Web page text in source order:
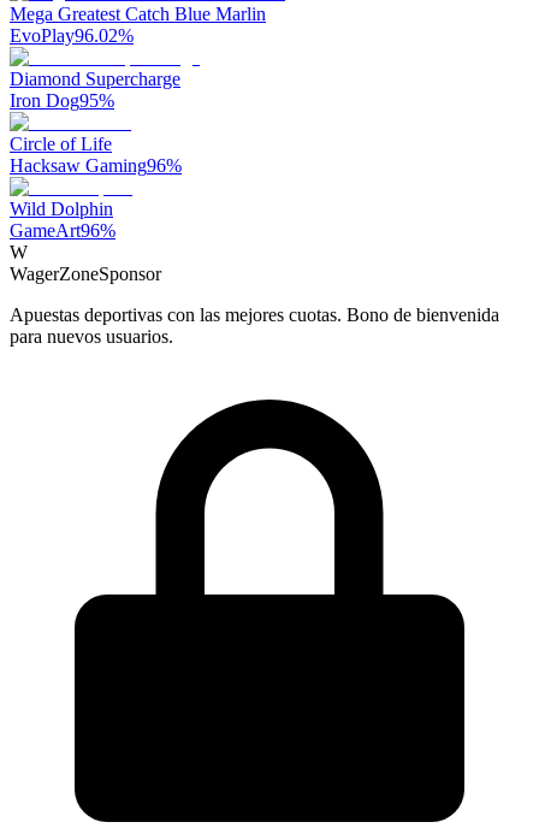
Mega Greatest Catch Blue Marlin
EvoPlay96.02%
Diamond Supercharge
Iron Dog95%
Circle of Life
Hacksaw Gaming96%
Wild Dolphin
GameArt96%
W
WagerZoneSponsor
Apuestas deportivas con las mejores cuotas. Bono de bienvenida
para nuevos usuarios.